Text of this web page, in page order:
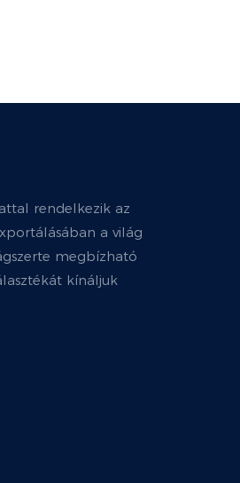
rendelkezik az
a világ
megbízható
kínáljuk